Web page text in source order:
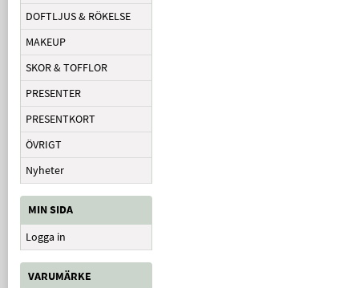
DOFTLJUS & RÖKELSE
MAKEUP
SKOR & TOFFLOR
PRESENTER
PRESENTKORT
ÖVRIGT
Nyheter
MIN SIDA
Logga in
VARUMÄRKE